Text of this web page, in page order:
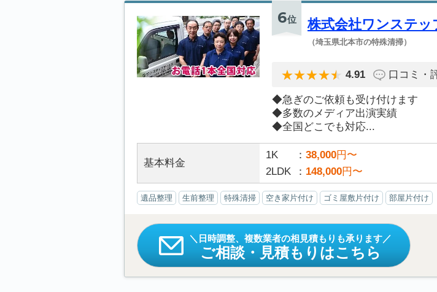
6位 株式会社ワンステッ
（埼玉県北本市の特殊清掃）
4.91 口コミ・
◆急ぎのご依頼も受け付けます
◆多数のメディア出演実績
◆全国どこでも対応...
基本料金
1K 38,000円〜
2LDK
148,000円〜
遺品整理 生前整理 特殊清掃 空き家片付け ゴミ屋敷片付け 部屋片付け
日時調整、複数業者の相見積もりも承ります
ご相談・見積もりはこちら